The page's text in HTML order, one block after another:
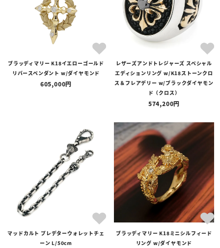
ブラッディマリー K18イエローゴールド
リバースペンダント w/ダイヤモンド
605,000
レザーズアンドトレジャーズ スペシャル
エディションリング w/K18ストーンクロ
ス＆フレアデリー w/ブラックダイヤモン
ド（クロス）
574,200
マッドカルト プレデターウォレットチェ
ーン L/50cm
ブラッディマリー K18ミニシルフィード
リング w/ダイヤモンド